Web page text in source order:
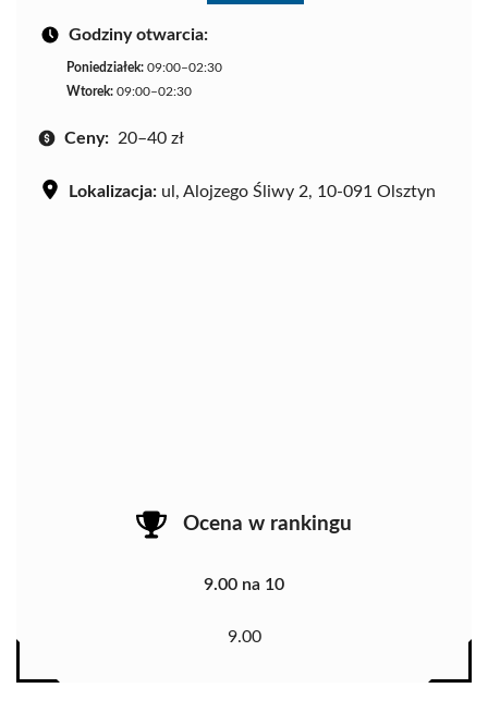
Godziny otwarcia:
Poniedziałek: 09:00–02:30
Wtorek: 09:00–02:30
Ceny: 20–40 zł
Lokalizacja: ul, Alojzego Śliwy 2, 10-091 Olsztyn
Ocena w rankingu
9.00 na 10
9.00